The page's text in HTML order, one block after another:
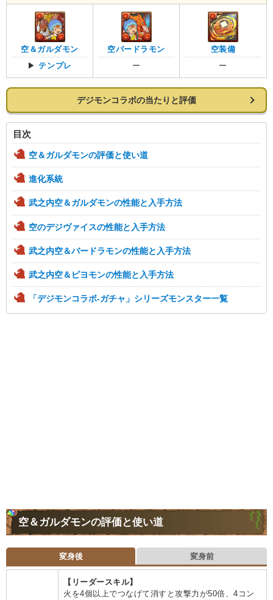
空＆ガルダモン
▶テンプレ
空バードラモン
ー
空装備
ー
デジモンコラボの当たりと評価
目次
空＆ガルダモンの評価と使い道
進化系統
武之内空＆ガルダモンの性能と入手方法
空のデジヴァイスの性能と入手方法
武之内空＆バードラモンの性能と入手方法
武之内空＆ピヨモンの性能と入手方法
「デジモンコラボ-ガチャ」シリーズモンスター一覧
空＆ガルダモンの評価と使い道
変身後 変身前
【リーダースキル】
火を4個以上でつなげて消すと攻撃力が50倍、4コン